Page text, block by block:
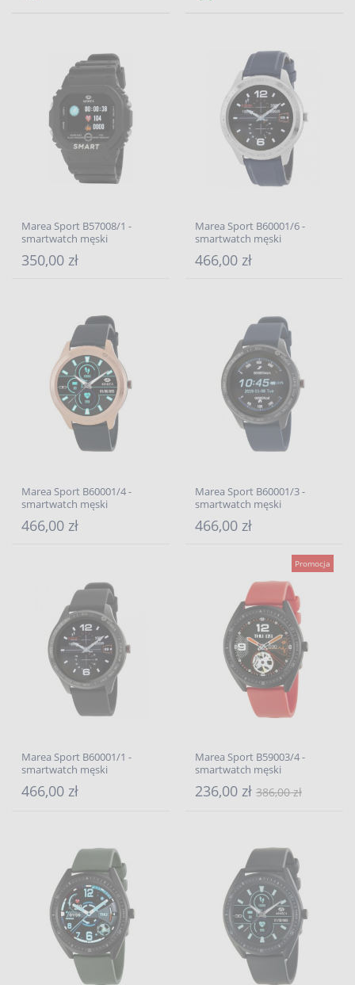
Marea Sport B57008/1 -
smartwatch męski
350,00 zł
Marea Sport B60001/6 -
smartwatch męski
466,00 zł
Marea Sport B60001/4 -
smartwatch męski
466,00 zł
Marea Sport B60001/3 -
smartwatch męski
466,00 zł
Marea Sport B60001/1 -
smartwatch męski
466,00 zł
Promocja
Marea Sport B59003/4 -
smartwatch męski
236,00 zł 386,00 zł